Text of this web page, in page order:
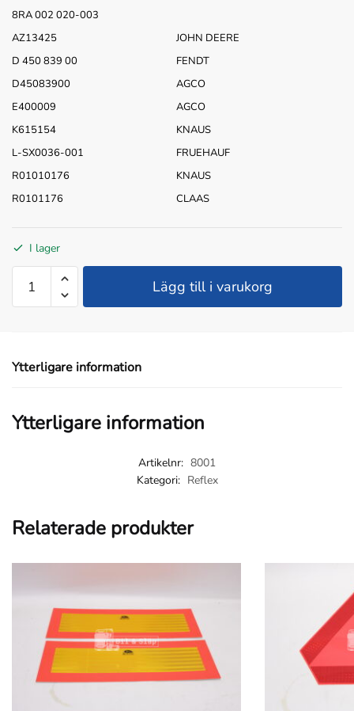
8RA 002 020-003
AZ13425
JOHN DEERE
D 450 839 00
FENDT
D45083900
AGCO
E400009
AGCO
K615154
KNAUS
L-SX0036-001
FRUEHAUF
R01010176
KNAUS
R0101176
CLAAS
I lager
TRIANGEL
Lägg till i varukorg
Ytterligare information
Ytterligare information
Artikelnr: 8001
Kategori: Reflex
Relaterade produkter